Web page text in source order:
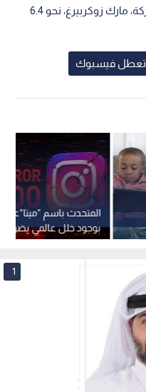
ما أدى في حينه إلى خسارة رئيس الشركة، مارك زوكربيرغ، نحو 6.4
تعطل فيسبوك
بوجود خلل عالمي
وإنستغرام" ويعد بإصلاحه
1